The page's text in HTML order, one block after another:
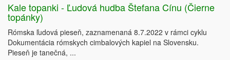
Kale topanki - Ľudová hudba Štefana Cínu (Čierne
topánky)
Rómska ľudová pieseň, zaznamenaná 8.7.2022 v rámci cyklu
Dokumentácia rómskych cimbalových kapiel na Slovensku.
Pieseň je tanečná, ...